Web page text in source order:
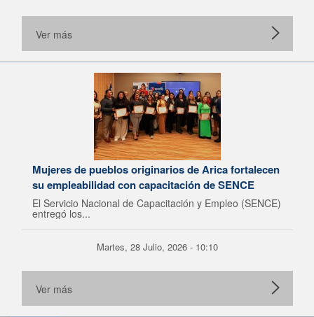
Ver más
Mujeres de pueblos originarios de Arica fortalecen
su empleabilidad con capacitación de SENCE
El Servicio Nacional de Capacitación y Empleo (SENCE)
entregó los...
Martes, 28 Julio, 2026 - 10:10
Ver más